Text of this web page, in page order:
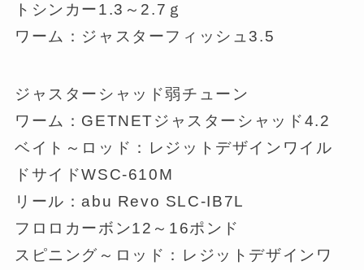
トシンカー1.3～2.7ｇ
ワーム：ジャスターフィッシュ3.5
ジャスターシャッド弱チューン
ワーム：GETNETジャスターシャッド4.2
ベイト～ロッド：レジットデザインワイル
ドサイドWSC-610M
リール：abu Revo SLC-IB7L
フロロカーボン12～16ポンド
スピニング～ロッド：レジットデザインワ